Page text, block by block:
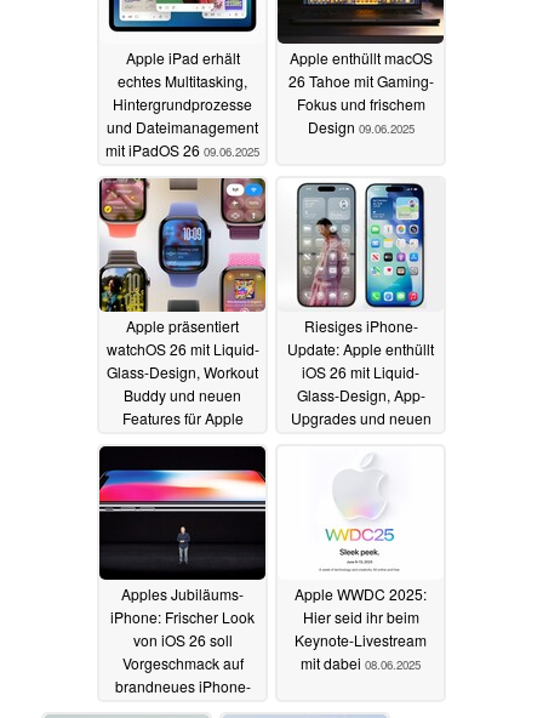
Apple iPad erhält
echtes Multitasking,
Hintergrundprozesse
und Dateimanagement
mit iPadOS 26 09.06.2025
Apple enthüllt macOS
26 Tahoe mit Gaming-
Fokus und frischem
Design 09.06.2025
Apple präsentiert
watchOS 26 mit Liquid-
Glass-Design, Workout
Buddy und neuen
Features für Apple
Watch09.06.2025
Riesiges iPhone-
Update: Apple enthüllt
iOS 26 mit Liquid-
Glass-Design, App-
Upgrades und neuen
Apples Jubiläums-
iPhone: Frischer Look
von iOS 26 soll
Vorgeschmack auf
brandneues iPhone-
Design geben09.06.2025
Apple WWDC 2025:
Hier seid ihr beim
Keynote-Livestream
mit dabei 08.06.2025